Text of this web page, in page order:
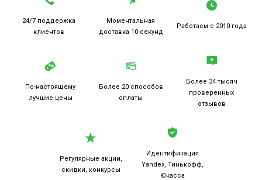
24/7 поддержка
клиентов
Моментальная
доставка 10 секунд
Работаем с 2010 года
По-настоящему
лучшие цены
Более 20 способов
оплаты
Более 34 тысяч
проверенных
отзывов
Регулярные акции,
скидки, конкурсы
Идентификация
Yandex, Тинькофф,
Юкасса